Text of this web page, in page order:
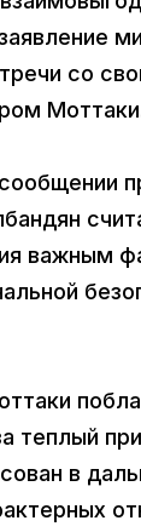
со
важным
теплый
в